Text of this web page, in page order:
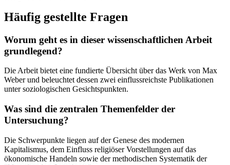
Häufig gestellte Fragen
Worum geht es in dieser wissenschaftlichen Arbeit
grundlegend?
Die Arbeit bietet eine fundierte Übersicht über das Werk von Max
Weber und beleuchtet dessen zwei einflussreichste Publikationen
unter soziologischen Gesichtspunkten.
Was sind die zentralen Themenfelder der
Untersuchung?
Die Schwerpunkte liegen auf der Genese des modernen
Kapitalismus, dem Einfluss religiöser Vorstellungen auf das
ökonomische Handeln sowie der methodischen Systematik der